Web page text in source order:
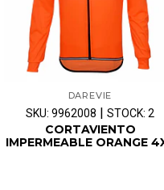
DAREVIE
SKU: 9962008 | STOCK: 2
CORTAVIENTO
IMPERMEABLE ORANGE